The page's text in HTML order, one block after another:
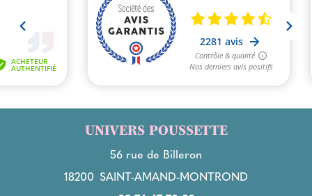
UNIVERS POUSSETTE
56 rue de Billeron
18200 SAINT-AMAND-MONTROND